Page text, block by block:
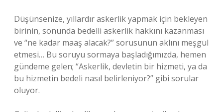
Düşünsenize, yıllardır askerlik yapmak için bekleyen
birinin, sonunda bedelli askerlik hakkını kazanması
ve “ne kadar maaş alacak?” sorusunun aklını meşgul
etmesi… Bu soruyu sormaya başladığımızda, hemen
gündeme gelen; “Askerlik, devletin bir hizmeti, ya da
bu hizmetin bedeli nasıl belirleniyor?” gibi sorular
oluyor.